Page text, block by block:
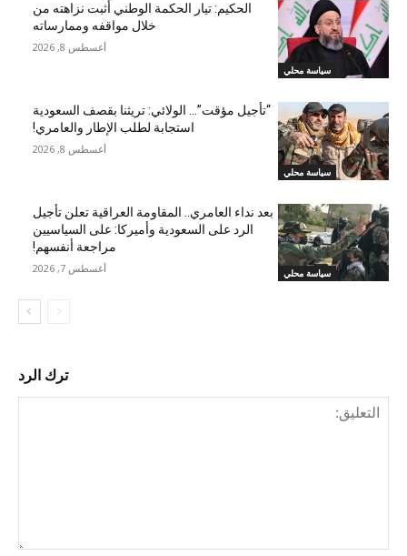
سياسة محلي
الحكيم: تيار الحكمة الوطني أثبت نزاهته من
خلال مواقفه وممارساته
أغسطس 8, 2026
سياسة محلي
“تأجيل مؤقت”… الولائي: تريثنا بقصف السعودية
استجابة لطلب الإطار والعامري!
أغسطس 8, 2026
سياسة محلي
بعد نداء العامري.. المقاومة العراقية تعلن تأجيل
الرد على السعودية وأميركا: على السياسيين
مراجعة أنفسهم!
أغسطس 7, 2026
ترك الرد